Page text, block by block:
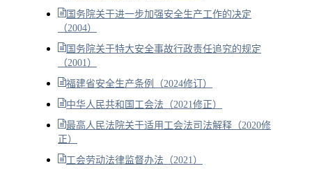
国务院关于进一步加强安全生产工作的决定
（2004）
国务院关于特大安全事故行政责任追究的规定
（2001）
福建省安全生产条例（2024修订）
中华人民共和国工会法（2021修正）
最高人民法院关于适用工会法司法解释（2020修
正）
工会劳动法律监督办法（2021）